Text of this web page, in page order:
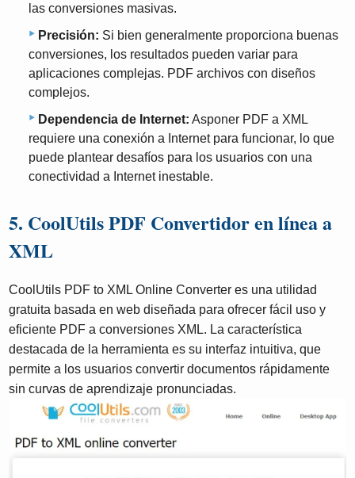
las conversiones masivas.
Precisión: Si bien generalmente proporciona buenas
conversiones, los resultados pueden variar para
aplicaciones complejas. PDF archivos con diseños
complejos.
Dependencia de Internet: Asponer PDF a XML
requiere una conexión a Internet para funcionar, lo que
puede plantear desafíos para los usuarios con una
conectividad a Internet inestable.
5. CoolUtils PDF Convertidor en línea a
XML
CoolUtils PDF to XML Online Converter es una utilidad
gratuita basada en web diseñada para ofrecer fácil uso y
eficiente PDF a conversiones XML. La característica
destacada de la herramienta es su interfaz intuitiva, que
permite a los usuarios convertir documentos rápidamente
sin curvas de aprendizaje pronunciadas.